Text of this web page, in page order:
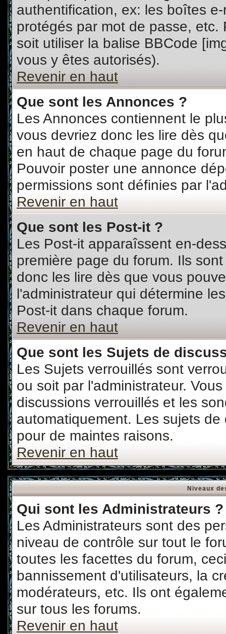
authentification, ex: les boîtes
protégés par mot de passe,
soit utiliser la balise BBCode
vous y êtes autorisés).
Revenir en haut
Que sont les Annonces ?
Les Annonces contiennent le
vous devriez donc les lire dès
en haut de chaque page du
Pouvoir poster une annonce
permissions sont définies par
Revenir en haut
Que sont les Post-it ?
Les Post-it apparaîssent en-
première page du forum. Ils
donc les lire dès que vous
l'administrateur qui détermine
Post-it dans chaque forum.
Revenir en haut
Que sont les Sujets de
Les Sujets verrouillés sont
ou soit par l'administrateur.
discussions verrouillés et les
automatiquement. Les sujets
pour de maintes raisons.
Revenir en haut
Niveaux
Qui sont les Administrateurs ?
Les Administrateurs sont des
niveau de contrôle sur tout le
toutes les facettes du forum,
bannissement d'utilisateurs, la
modérateurs, etc. Ils ont
sur tous les forums.
Revenir en haut